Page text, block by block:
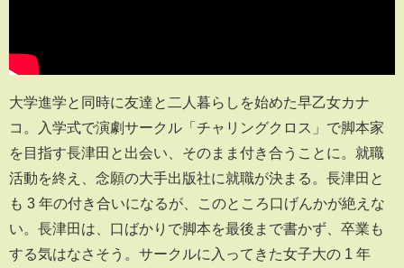
大学進学と同時に友達と二人暮らしを始めた早乙女カナ
コ。入学式で演劇サークル「チャリングクロス」で脚本家
を目指す⻑津田と出会い、そのまま付き合うことに。就職
活動を終え、念願の大手出版社に就職が決まる。⻑津田と
も 3 年の付き合いになるが、このところ口げんかが絶えな
い。⻑津田は、口ばかりで脚本を最後まで書かず、卒業も
する気はなさそう。サークルに入ってきた女子大の 1 年